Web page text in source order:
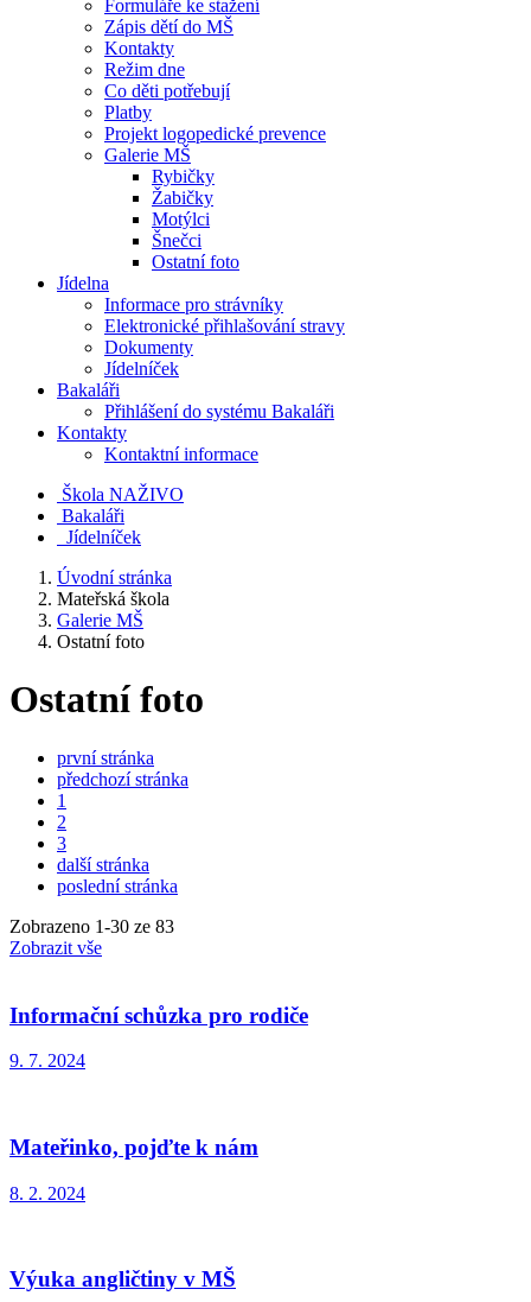
Formuláře ke stažení
Zápis dětí do MŠ
Kontakty
Režim dne
Co děti potřebují
Platby
Projekt logopedické prevence
Galerie MŠ
Rybičky
Žabičky
Motýlci
Šnečci
Ostatní foto
Jídelna
Informace pro strávníky
Elektronické přihlašování stravy
Dokumenty
Jídelníček
Bakaláři
Přihlášení do systému Bakaláři
Kontakty
Kontaktní informace
Škola NAŽIVO
Bakaláři
Jídelníček
Úvodní stránka
Mateřská škola
Galerie MŠ
Ostatní foto
Ostatní foto
první stránka
předchozí stránka
1
2
3
další stránka
poslední stránka
Zobrazeno 1-30 ze 83
Zobrazit vše
Informační schůzka pro rodiče
9. 7. 2024
Mateřinko, pojďte k nám
8. 2. 2024
Výuka angličtiny v MŠ